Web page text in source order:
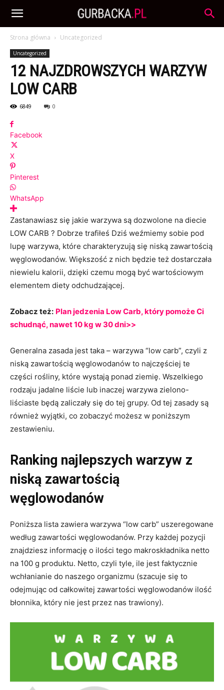
Strona główna Uncategorized
Uncategorized
12 NAJZDROWSZYCH WARZYW
LOW CARB
6849 0
Facebook
X
Pinterest
WhatsApp
Zastanawiasz się jakie warzywa są dozwolone na diecie
LOW CARB ? Dobrze trafiłeś Dziś weźmiemy sobie pod
lupę warzywa, które charakteryzują się niską zawartością
węglowodanów. Większość z nich będzie też dostarczała
niewielu kalorii, dzięki czemu mogą być wartościowym
elementem diety odchudzającej.
Zobacz też: Plan jedzenia Low Carb, który pomoże Ci
schudnąć, nawet 10 kg w 30 dni>>
Generalna zasada jest taka – warzywa “low carb”, czyli z
niską zawartością węglowodanów to najczęściej te
części rośliny, które wystają ponad ziemię. Wszelkiego
rodzaju jadalne liście lub inaczej warzywa zielono-
liściaste będą zaliczały się do tej grupy. Od tej zasady są
również wyjątki, co zobaczyć możesz w poniższym
zestawieniu.
Ranking najlepszych warzyw z
niską zawartością
węglowodanów
Poniższa lista zawiera warzywa “low carb” uszeregowane
według zawartości węglowodanów. Przy każdej pozycji
znajdziesz informację o ilości tego makroskładnika netto
na 100 g produktu. Netto, czyli tyle, ile jest faktycznie
wchłanianie do naszego organizmu (szacuje się to
odejmując od całkowitej zawartości węglowodanów ilość
błonnika, który nie jest przez nas trawiony).